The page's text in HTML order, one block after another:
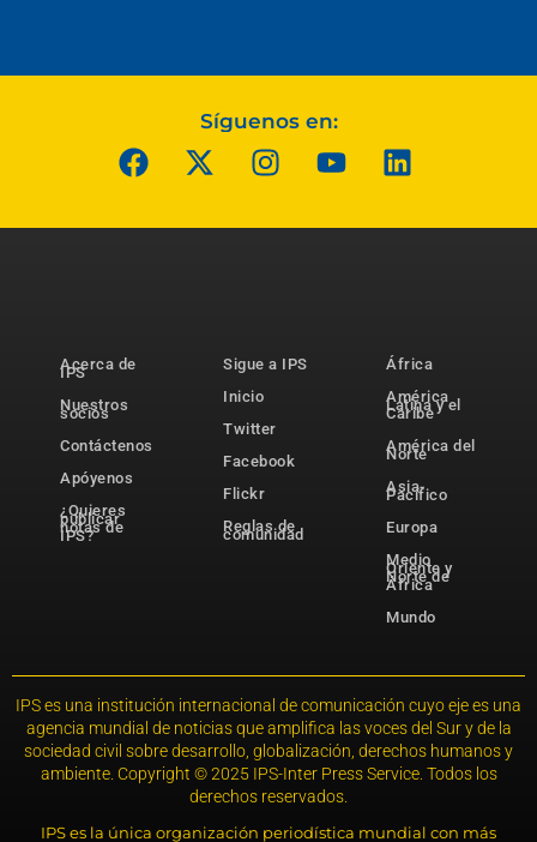
Síguenos en:
Acerca de
IPS
Nuestros
socios
Contáctenos
Apóyenos
¿Quieres
publicar
notas de
IPS?
Sigue a IPS
Inicio
Twitter
Facebook
Flickr
Reglas de
comunidad
África
América
Latina y el
Caribe
América del
Norte
Asia-
Pacífico
Europa
Medio
Oriente y
Norte de
África
Mundo
IPS es una institución internacional de comunicación cuyo eje es una
agencia mundial de noticias que amplifica las voces del Sur y de la
sociedad civil sobre desarrollo, globalización, derechos humanos y
ambiente. Copyright © 2025 IPS-Inter Press Service. Todos los
derechos reservados.
IPS es la única organización periodística mundial con más